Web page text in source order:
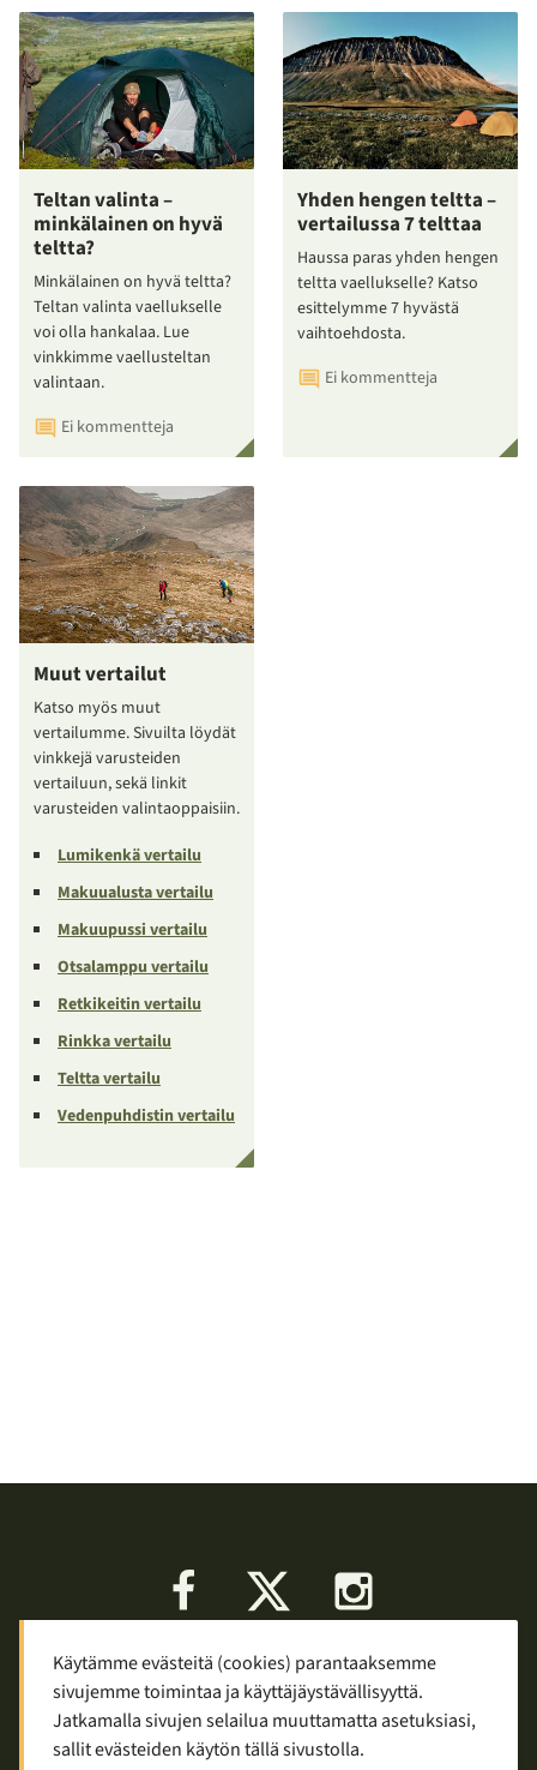
Teltan valinta –
minkälainen on hyvä
teltta?
Minkälainen on hyvä teltta?
Teltan valinta vaellukselle
voi olla hankalaa. Lue
vinkkimme vaellusteltan
valintaan.
Ei kommentteja
Yhden hengen teltta –
vertailussa 7 telttaa
Haussa paras yhden hengen
teltta vaellukselle? Katso
esittelymme 7 hyvästä
vaihtoehdosta.
Ei kommentteja
Muut vertailut
Katso myös muut
vertailumme. Sivuilta löydät
vinkkejä varusteiden
vertailuun, sekä linkit
varusteiden valintaoppaisiin.
Lumikenkä vertailu
Makuualusta vertailu
Makuupussi vertailu
Otsalamppu vertailu
Retkikeitin vertailu
Rinkka vertailu
Teltta vertailu
Vedenpuhdistin vertailu
Facebook
Keskustelu Palaute
Tietosuoja
Mainostaminen ja yhteistyö
Copyright © 2007—2026Tuomas Tolppi /
Käytämme evästeitä (cookies) parantaaksemme
sivujemme toimintaa ja käyttäjäystävällisyyttä.
Jatkamalla sivujen selailua muuttamatta asetuksiasi,
sallit evästeiden käytön tällä sivustolla.